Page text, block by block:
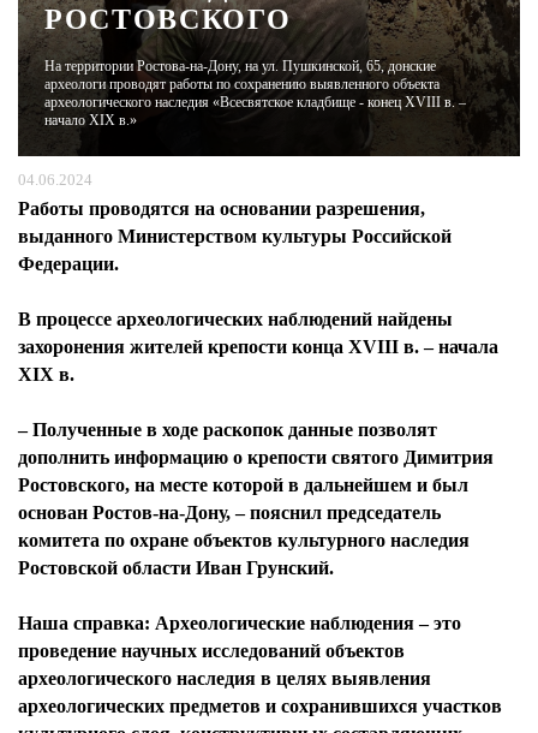
ЖУРНАЛ
РОСТОВСКОГО
На территории Ростова-на-Дону, на ул. Пушкинской, 65, донские
археологи проводят работы по сохранению выявленного объекта
археологического наследия «Всесвятское кладбище - конец XVIII в. –
начало XIX в.»
04.06.2024
Работы проводятся на основании разрешения,
выданного Министерством культуры Российской
Федерации.
В процессе археологических наблюдений найдены
захоронения жителей крепости конца XVIII в. – начала
XIX в.
– Полученные в ходе раскопок данные позволят
дополнить информацию о крепости святого Димитрия
Ростовского, на месте которой в дальнейшем и был
основан Ростов-на-Дону, – пояснил председатель
комитета по охране объектов культурного наследия
Ростовской области Иван Грунский.
Наша справка: Археологические наблюдения – это
проведение научных исследований объектов
археологического наследия в целях выявления
археологических предметов и сохранившихся участков